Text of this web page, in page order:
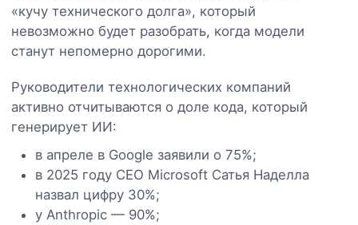
«кучу технического долга», который
невозможно будет разобрать, когда модели
станут непомерно дорогими.
Руководители технологических компаний
активно отчитываются о доле кода, который
генерирует ИИ:
в апреле в Google заявили о 75%;
в 2025 году CEO Microsoft Сатья Наделла
назвал цифру 30%;
у Anthropic — 90%;